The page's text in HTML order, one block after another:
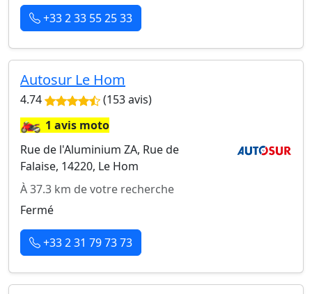
+33 2 33 55 25 33
Autosur Le Hom
4.74 (153 avis)
🏍️1 avis moto
Rue de l'Aluminium ZA, Rue de
Falaise, 14220, Le Hom
À 37.3 km de votre recherche
Fermé
+33 2 31 79 73 73